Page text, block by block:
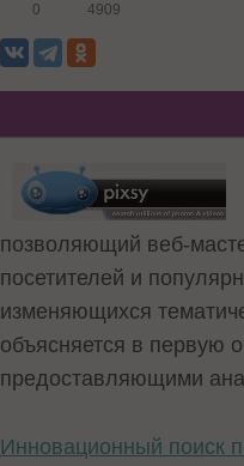
0 4909
позволяющий веб-
посетителей и
изменяющихся
объясняется в первую
предоставляющими
Инновационный поиск